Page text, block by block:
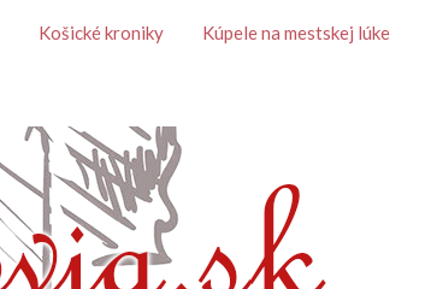
Košické kroniky Kúpele na mestskej lúke